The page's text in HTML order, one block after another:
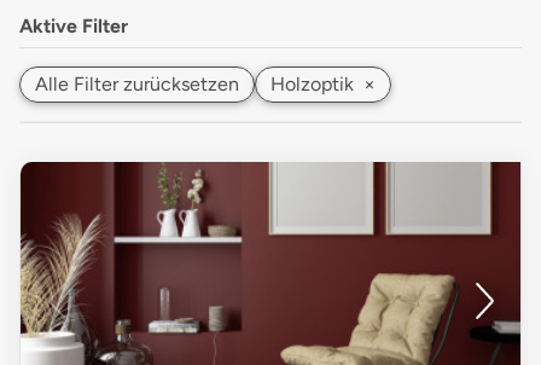
Aktive Filter
Alle Filter zurücksetzen Holzoptik ×